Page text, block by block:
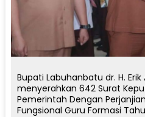
Bupati Labuhanbatu dr. H.
menyerahkan 642 Surat
Pemerintah Dengan
Fungsional Guru Formasi